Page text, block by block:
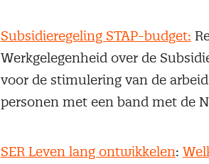
Subsidieregeling STAP-budget:
Werkgelegenheid over de
voor de stimulering van de
personen met een band met de
SER Leven lang ontwikkelen: